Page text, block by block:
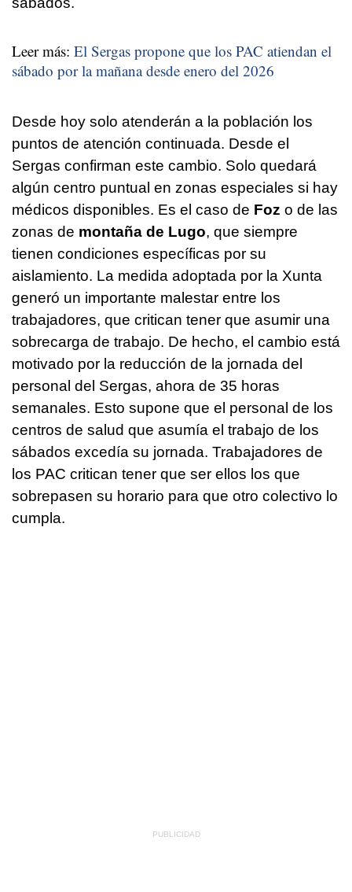
Leer más: El Sergas propone que los PAC atiendan el
sábado por la mañana desde enero del 2026
Desde hoy solo atenderán a la población los
puntos de atención continuada. Desde el
Sergas confirman este cambio. Solo quedará
algún centro puntual en zonas especiales si hay
médicos disponibles. Es el caso de Foz o de las
zonas de montaña de Lugo, que siempre
tienen condiciones específicas por su
aislamiento. La medida adoptada por la Xunta
generó un importante malestar entre los
trabajadores, que critican tener que asumir una
sobrecarga de trabajo. De hecho, el cambio está
motivado por la reducción de la jornada del
personal del Sergas, ahora de 35 horas
semanales. Esto supone que el personal de los
centros de salud que asumía el trabajo de los
sábados excedía su jornada. Trabajadores de
los PAC critican tener que ser ellos los que
sobrepasen su horario para que otro colectivo lo
cumpla.